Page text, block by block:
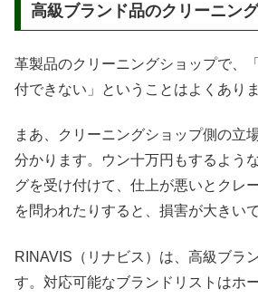
高級ブランド品のクリーニン
革製品のクリーニングショップで、
付できない」ということはよくありま
まあ、クリーニングショップ側の立
分かります。ウン十万円もするよう
グを受け付けて、仕上が悪いとクレ
を問われたりすると、損害が大きい
RINAVIS（リナビス）は、高級ブラ
す。対応可能なブランドリストはホ